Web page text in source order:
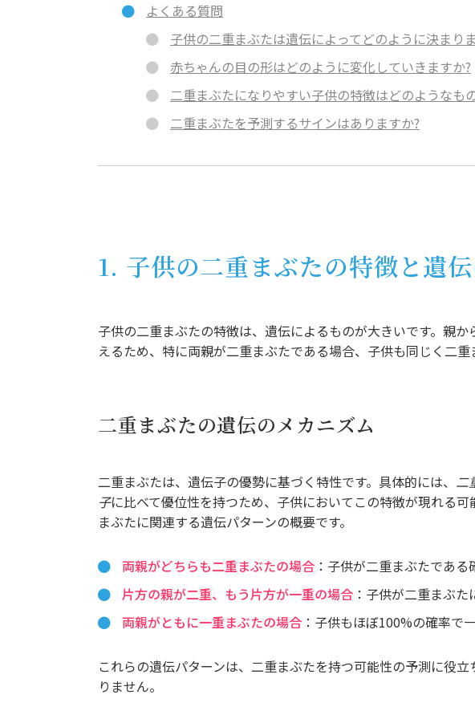
よくある質問
子供の二重まぶたは遺伝によってどのように決まり
赤ちゃんの目の形はどのように変化していきますか?
二重まぶたになりやすい子供の特徴はどのようなも
二重まぶたを予測するサインはありますか?
1. 子供の二重まぶたの特徴と遺
子供の二重まぶたの特徴は、遺伝によるものが大きいです。親
えるため、特に両親が二重まぶたである場合、子供も同じく二重
二重まぶたの遺伝のメカニズム
二重まぶたは、遺伝子の優勢に基づく特性です。具体的には、 二
子に比べて優位性を持つため、子供においてこの特徴が現れる
まぶたに関連する遺伝パターンの概要です。
両親がどちらも二重まぶたの場合 ：子供が二重まぶたである
片方の親が二重、もう片方が一重の場合 ：子供が二重まぶた
両親がともに一重まぶたの場合 ：子供もほぼ100%の確率で
これらの遺伝パターンは、二重まぶたを持つ可能性の予測に役
りません。